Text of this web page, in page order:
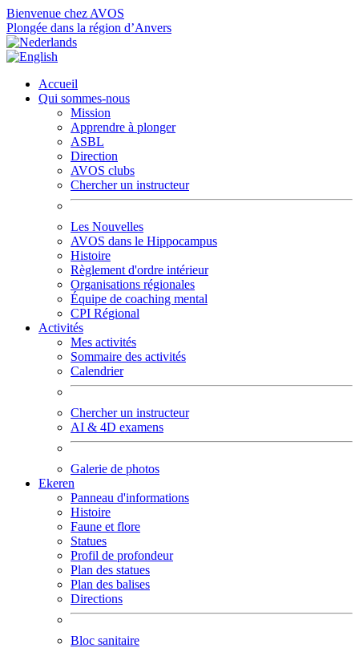
Bienvenue chez AVOS
Plongée dans la région d’Anvers
Accueil
Qui sommes-nous
Mission
Apprendre à plonger
ASBL
Direction
AVOS clubs
Chercher un instructeur
Les Nouvelles
AVOS dans le Hippocampus
Histoire
Règlement d'ordre intérieur
Organisations régionales
Équipe de coaching mental
CPI Régional
Activités
Mes activités
Sommaire des activités
Calendrier
Chercher un instructeur
AI & 4D examens
Galerie de photos
Ekeren
Panneau d'informations
Histoire
Faune et flore
Statues
Profil de profondeur
Plan des statues
Plan des balises
Directions
Bloc sanitaire